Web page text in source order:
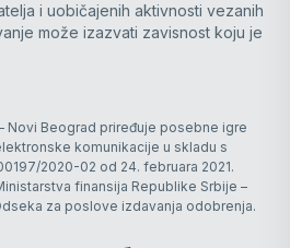
i uobičajenih aktivnosti vezanih
može izazvati zavisnost koju je
Novi Beograd priređuje posebne igre
komunikacije u skladu s
2020-02 od 24. februara 2021.
finansija Republike Srbije –
za poslove izdavanja odobrenja.